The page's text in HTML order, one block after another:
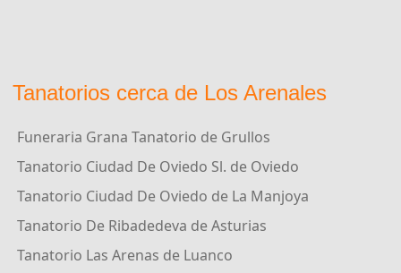
Tanatorios cerca de Los Arenales
Funeraria Grana Tanatorio de Grullos
Tanatorio Ciudad De Oviedo Sl. de Oviedo
Tanatorio Ciudad De Oviedo de La Manjoya
Tanatorio De Ribadedeva de Asturias
Tanatorio Las Arenas de Luanco